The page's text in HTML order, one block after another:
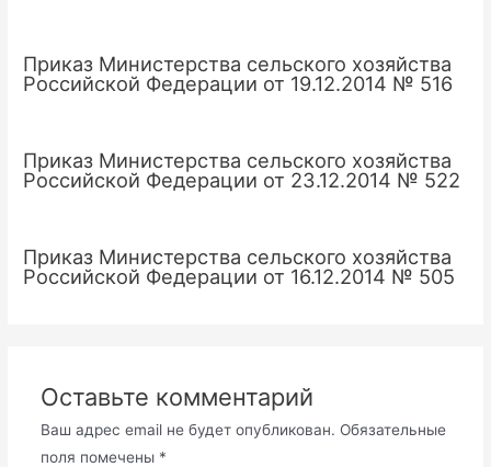
Приказ Министерства сельского хозяйства
Российской Федерации от 19.12.2014 № 516
Приказ Министерства сельского хозяйства
Российской Федерации от 23.12.2014 № 522
Приказ Министерства сельского хозяйства
Российской Федерации от 16.12.2014 № 505
Оставьте комментарий
Ваш адрес email не будет опубликован. Обязательные
поля помечены *